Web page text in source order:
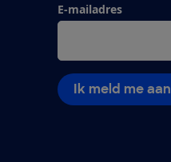
E-mailadres
Ik meld me aan